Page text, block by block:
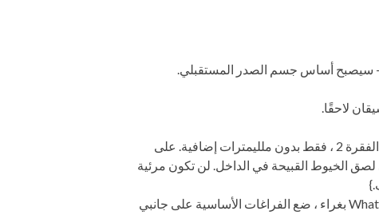
لاحقًا.
قم بتنفيذ ورقة أخرى من ورق Whatman ، كما هو الحال في الفقرة 2 ، فقط بدون ملليمترات إضافية. على
الخيوط القبيحة في الداخل. لن تكون مرئية
حان الوقت لتجميع الأجزاء معًا. قم بتليين فتحات شريط Whatman بغراء ، ضع الفراغات الأساسية على جانبي